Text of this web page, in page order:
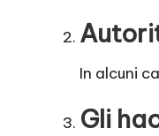
it
In alcuni
Gli